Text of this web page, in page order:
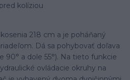
kolíziou
218 cm a je poháňaný
Dá sa pohybovať doľava
90° a dole 55°). Na tieto funkcie
ovládacie okruhy na